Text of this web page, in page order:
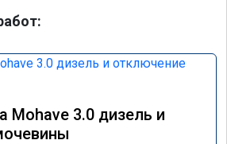
Mohave 3.0 дизель и